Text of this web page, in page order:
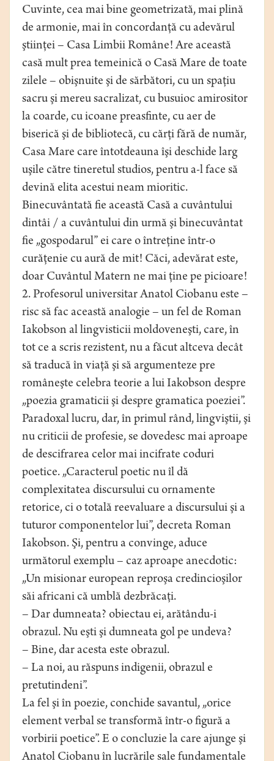
Cuvinte, cea mai bine geometrizată, mai plină
de armonie, mai în concordanţă cu adevărul
ştiinţei – Casa Limbii Române! Are această
casă mult prea temeinică o Casă Mare de toate
zilele – obişnuite şi de sărbători, cu un spaţiu
sacru şi mereu sacralizat, cu busuioc amirositor
la coarde, cu icoane preasfinte, cu aer de
biserică şi de bibliotecă, cu cărţi fără de număr,
Casa Mare care întotdeauna îşi deschide larg
uşile către tineretul studios, pentru a-l face să
devină elita acestui neam mioritic.
Binecuvântată fie această Casă a cuvântului
dintâi / a cuvântului din urmă şi binecuvântat
fie „gospodarul” ei care o întreţine într-o
curăţenie cu aură de mit! Căci, adevărat este,
doar Cuvântul Matern ne mai ţine pe picioare!
2. Profesorul universitar Anatol Ciobanu este –
risc să fac această analogie – un fel de Roman
Iakobson al lingvisticii moldoveneşti, care, în
tot ce a scris rezistent, nu a făcut altceva decât
să traducă în viaţă şi să argumenteze pre
româneşte celebra teorie a lui Iakobson despre
„poezia gramaticii şi despre gramatica poeziei”.
Paradoxal lucru, dar, în primul rând, lingviştii, şi
nu criticii de profesie, se dovedesc mai aproape
de descifrarea celor mai incifrate coduri
poetice. „Caracterul poetic nu îl dă
complexitatea discursului cu ornamente
retorice, ci o totală reevaluare a discursului şi a
tuturor componentelor lui”, decreta Roman
Iakobson. Şi, pentru a convinge, aduce
următorul exemplu – caz aproape anecdotic:
„Un misionar european reproşa credincioşilor
săi africani că umblă dezbrăcaţi.
– Dar dumneata? obiectau ei, arătându-i
obrazul. Nu eşti şi dumneata gol pe undeva?
– Bine, dar acesta este obrazul.
– La noi, au răspuns indigenii, obrazul e
pretutindeni”.
La fel şi în poezie, conchide savantul, „orice
element verbal se transformă într-o figură a
vorbirii poetice”. E o concluzie la care ajunge şi
Anatol Ciobanu în lucrările sale fundamentale